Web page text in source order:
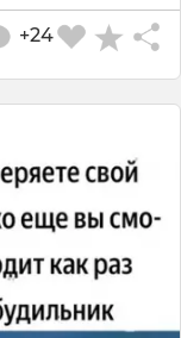
+24